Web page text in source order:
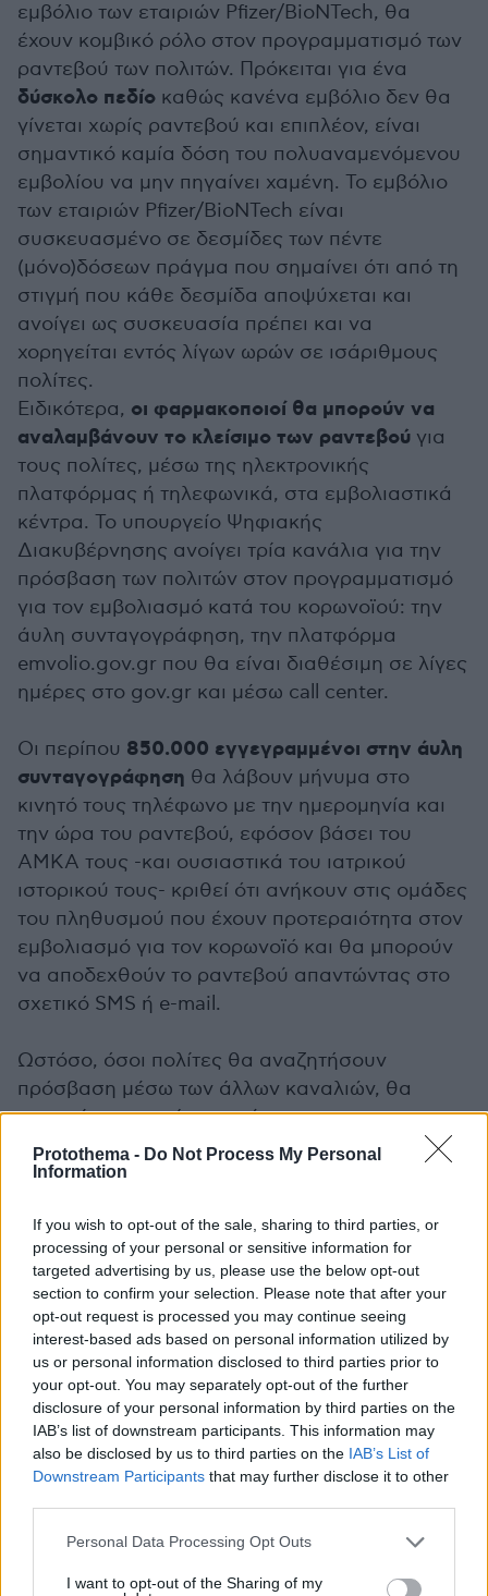
Protothema - Do Not Process My Personal
Information
If you wish to opt-out of the sale, sharing to third parties, or
processing of your personal or sensitive information for
targeted advertising by us, please use the below opt-out
section to confirm your selection. Please note that after your
opt-out request is processed you may continue seeing
interest-based ads based on personal information utilized by
us or personal information disclosed to third parties prior to
your opt-out. You may separately opt-out of the further
disclosure of your personal information by third parties on the
IAB’s list of downstream participants. This information may
also be disclosed by us to third parties on the IAB’s List of
Downstream Participants that may further disclose it to other
Please note that this website/app uses one or more Google
not limited to your visit or usage behaviour. You may click to
Personal Data Processing Opt Outs
I want to opt-out of the Sharing of my
εμβόλιο των εταιριών Pfizer/BioNTech, θα
έχουν κομβικό ρόλο στον προγραμματισμό των
ραντεβού των πολιτών. Πρόκειται για ένα
δύσκολο πεδίο καθώς κανένα εμβόλιο δεν θα
γίνεται χωρίς ραντεβού και επιπλέον, είναι
σημαντικό καμία δόση του πολυαναμενόμενου
εμβολίου να μην πηγαίνει χαμένη. Το εμβόλιο
των εταιριών Pfizer/BioNTech είναι
συσκευασμένο σε δεσμίδες των πέντε
(μόνο)δόσεων πράγμα που σημαίνει ότι από τη
στιγμή που κάθε δεσμίδα αποψύχεται και
ανοίγει ως συσκευασία πρέπει και να
χορηγείται εντός λίγων ωρών σε ισάριθμους
πολίτες.
Ειδικότερα, οι φαρμακοποιοί θα μπορούν να
αναλαμβάνουν το κλείσιμο των ραντεβού για
τους πολίτες, μέσω της ηλεκτρονικής
πλατφόρμας ή τηλεφωνικά, στα εμβολιαστικά
κέντρα. Το υπουργείο Ψηφιακής
Διακυβέρνησης ανοίγει τρία κανάλια για την
πρόσβαση των πολιτών στον προγραμματισμό
για τον εμβολιασμό κατά του κορωνοϊού: την
άυλη συνταγογράφηση, την πλατφόρμα
emvolio.gov.gr που θα είναι διαθέσιμη σε λίγες
ημέρες στο gov.gr και μέσω call center.
Οι περίπου 850.000 εγγεγραμμένοι στην άυλη
συνταγογράφηση θα λάβουν μήνυμα στο
κινητό τους τηλέφωνο με την ημερομηνία και
την ώρα του ραντεβού, εφόσον βάσει του
ΑΜΚΑ τους -και ουσιαστικά του ιατρικού
ιστορικού τους- κριθεί ότι ανήκουν στις ομάδες
του πληθυσμού που έχουν προτεραιότητα στον
εμβολιασμό για τον κορωνοϊό και θα μπορούν
να αποδεχθούν το ραντεβού απαντώντας στο
σχετικό SMS ή e-mail.
Ωστόσο, όσοι πολίτες θα αναζητήσουν
πρόσβαση μέσω των άλλων καναλιών, θα
μπορούν να το κάνουν μέσω των
φαρμακοποιών, οι οποίοι θα λειτουργήσουν ως
συνεκτικοί κρίκοι στη μείζονα αυτή διαδικασία.
ομάδες πληθυσμού θα εμπιστευτούν και
κυρίως θα εξυπηρετηθούν από τους
φαρμακοποιούς,με τους τελευταίους φυσικά
να δίνουν και πάλι δυναμικά το «παρών» στην
πολιτεία,όπως το έπραξαν και πριν από ένα
χρόνο, όταν ανέλαβαν τη δωρεάν διάθεση των
ογκολογικών φαρμάκων αρχικά και στη
συνέχεια δεκάδων άλλων φαρμάκων που
προορίζονται για ασθενείς με σοβαρά
προβλήματα υγείας και οι οποίοι καλύπτονταν
μόνο από τα φαρμακεία του ΕΟΠΥΥ.